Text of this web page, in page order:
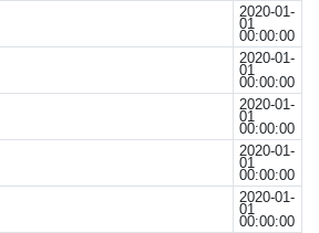
2020-01-
01
00:00:00
2020-01-
01
00:00:00
2020-01-
01
00:00:00
2020-01-
01
00:00:00
2020-01-
01
00:00:00